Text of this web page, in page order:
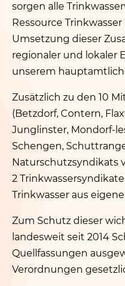
sorgen alle
Ressource
Umsetzung dieser
regionaler und lokaler
unserem
Zusätzlich zu den 10
(Betzdorf, Contern,
Junglinster, Mondorf-
Schengen,
Naturschutzsyndikats
2
Trinkwasser aus
Zum Schutz dieser
landesweit seit 2014
Quellfassungen
Verordnungen